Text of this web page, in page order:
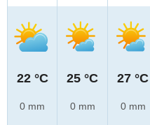
22 °C
0 mm
25 °C
0 mm
27 °C
0 mm